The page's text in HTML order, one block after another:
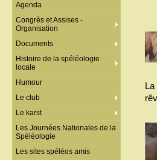
La
Agenda
Congrès et Assises -
Organisation
Documents
Histoire de la spéléologie
locale
Humour
Le club
Le karst
Les Journées Nationales de la
Spéléologie
Les sites spéléos amis